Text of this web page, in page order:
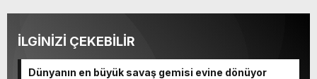
İLGİNİZİ ÇEKEBİLİR
Dünyanın en büyük savaş gemisi evine dönüyor